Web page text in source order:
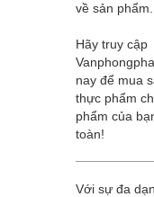
về sản phẩm.
Hãy truy cập
nay để mua
thực phẩm
phẩm của
toàn!
Với sự đa